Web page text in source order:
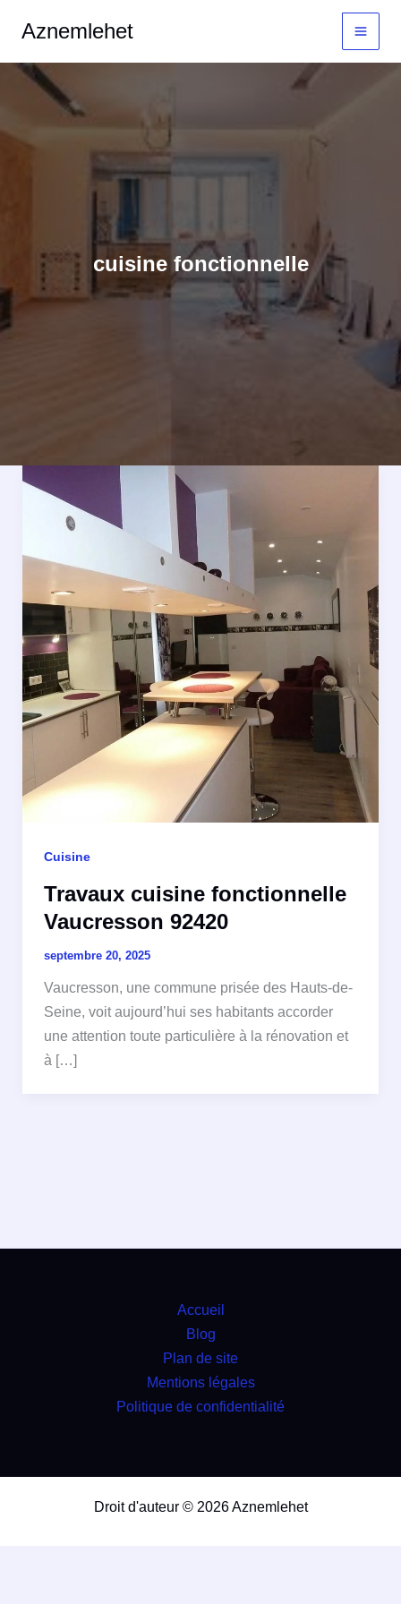
contenu
Aznemlehet
cuisine fonctionnelle
Cuisine
Travaux cuisine fonctionnelle
Vaucresson 92420
septembre 20, 2025
Vaucresson, une commune prisée des Hauts-de-
Seine, voit aujourd’hui ses habitants accorder
une attention toute particulière à la rénovation et
à […]
Accueil
Blog
Plan de site
Mentions légales
Politique de confidentialité
Droit d'auteur © 2026 Aznemlehet